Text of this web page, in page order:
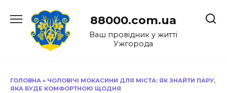
до
88000.com.ua
Ваш провідник у житті
Ужгорода
ГОЛОВНА » ЧОЛОВІЧІ МОКАСИНИ ДЛЯ МІСТА: ЯК ЗНАЙТИ ПАРУ,
ЯКА БУДЕ КОМФОРТНОЮ ЩОДНЯ